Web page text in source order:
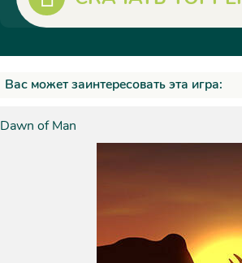
Вас может заинтересовать эта игра:
Dawn of Man